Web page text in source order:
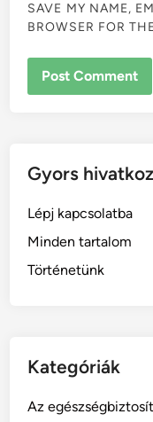
SAVE MY NAME,
BROWSER FOR
Gyors
Lépj kapcsolatba
Minden tartalom
Történetünk
Kategóriák
Az